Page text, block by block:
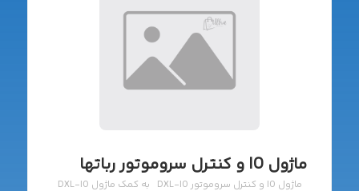
ماژول IO و کنترل سروموتور رباتها
ماژول IO و کنترل سروموتور DXL-IO به کمک ماژول DXL-IO